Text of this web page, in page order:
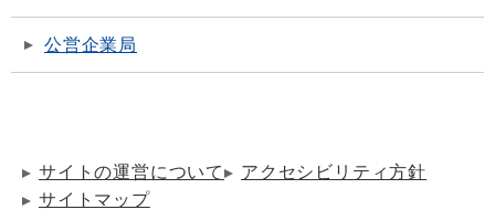
公営企業局
サイトの運営について
アクセシビリティ方針
サイトマップ